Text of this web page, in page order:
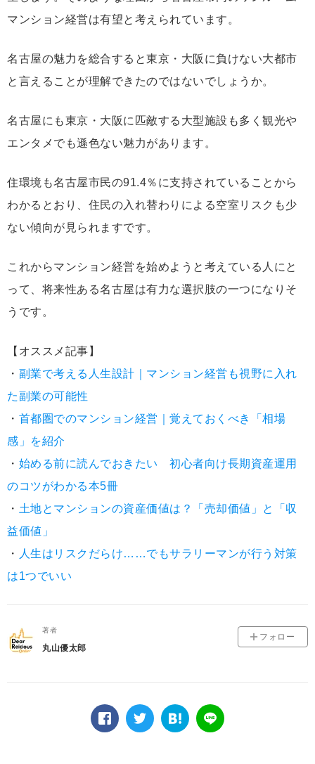
マンション経営は有望と考えられています。
名古屋の魅力を総合すると東京・大阪に負けない大都市
と言えることが理解できたのではないでしょうか。
名古屋にも東京・大阪に匹敵する大型施設も多く観光や
エンタメでも遜色ない魅力があります。
住環境も名古屋市民の91.4％に支持されていることから
わかるとおり、住民の入れ替わりによる空室リスクも少
ない傾向が見られますです。
これからマンション経営を始めようと考えている人にと
って、将来性ある名古屋は有力な選択肢の一つになりそ
うです。
【オススメ記事】
・ 副業で考える人生設計｜マンション経営も視野に入れ
た副業の可能性
・ 首都圏でのマンション経営｜覚えておくべき「相場
感」を紹介
・ 始める前に読んでおきたい 初心者向け長期資産運用
のコツがわかる本5冊
・ 土地とマンションの資産価値は？「売却価値」と「収
益価値」
・ 人生はリスクだらけ……でもサラリーマンが行う対策
は1つでいい
著者
丸山優太郎
フォロー
facebook
twitterは
LINE